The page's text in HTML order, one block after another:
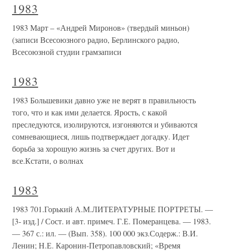
1983
1983 Март – «Андрей Миронов» (твердый миньон)
(записи Всесоюзного радио, Берлинского радио,
Всесоюзной студии грамзаписи
1983
1983 Большевики давно уже не верят в правильность
того, что и как ими делается. Ярость, с какой
преследуются, изолируются, изгоняются и убиваются
сомневающиеся, лишь подтверждает догадку. Идет
борьба за хорошую жизнь за счет других. Вот и
все.Кстати, о волнах
1983
1983 701.Горький А.М.ЛИТЕРАТУРНЫЕ ПОРТРЕТЫ. —
[3- изд.] / Сост. и авт. примеч. Г.Е. Померанцева. — 1983.
— 367 с.: ил. — (Вып. 358). 100 000 экз.Содерж.: В.И.
Ленин; Н.Е. Каронин-Петропавловский; «Время